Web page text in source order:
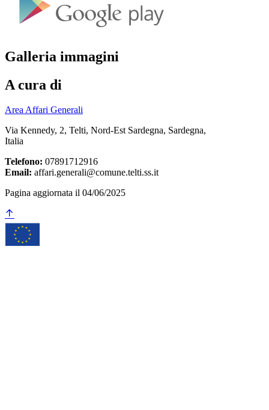
Galleria immagini
A cura di
Area Affari Generali
Via Kennedy, 2, Telti, Nord-Est Sardegna, Sardegna,
Italia
Telefono: 07891712916
Email: affari.generali@comune.telti.ss.it
Pagina aggiornata il 04/06/2025